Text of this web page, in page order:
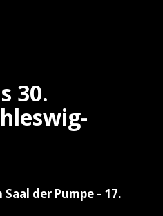
30.
der Pumpe - 17.